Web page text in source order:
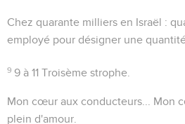
Chez quarante milliers en Israël :
employé pour désigner une
9 9 à 11 Troisème strophe.
Mon cœur aux conducteurs...
Mon
plein d'amour.